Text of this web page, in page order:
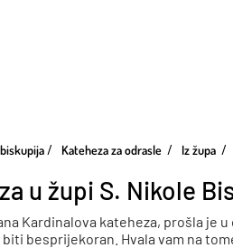
Kateheza za odrasle Iz župa
u župi S. Nikole
Kardinalova kateheza, prošla je
besprijekoran. Hvala vam na